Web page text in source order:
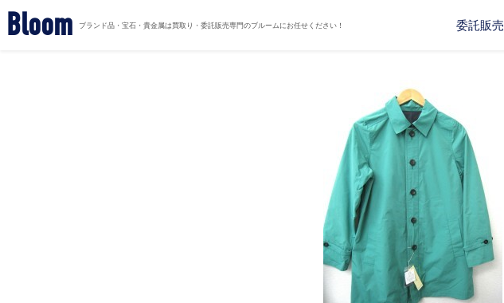
Bloom ブランド品・宝石・貴金属は買取り・委託販売専門のブルームにお任せください！ 委託販